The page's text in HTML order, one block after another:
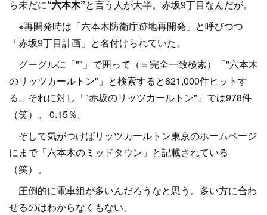
ら未だに“六本木”と言う人が大半。赤坂9丁目なんだが。
※再開発時は「六本木防衛庁跡地再開発」と呼びつつ
「赤坂9丁目計画」と名付けられていた。
グーグルに「""」で囲って（＝完全一致検索）「"六本木
のリッツカールトン"」と検索すると621,000件ヒットす
る。それに対し「"赤坂のリッツカールトン"」では978件
（笑）。 0.15％。
そして気がつけばリッツカールトン東京のホームページ
にまで「六本木のミッドタウン」と記載されている
（笑）。
圧倒的に電車組が多いんだろうなと思う。多い方に合わ
せるのはわからなくもない。